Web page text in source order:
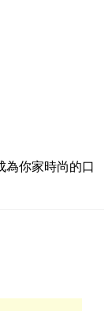
為你家時尚的口